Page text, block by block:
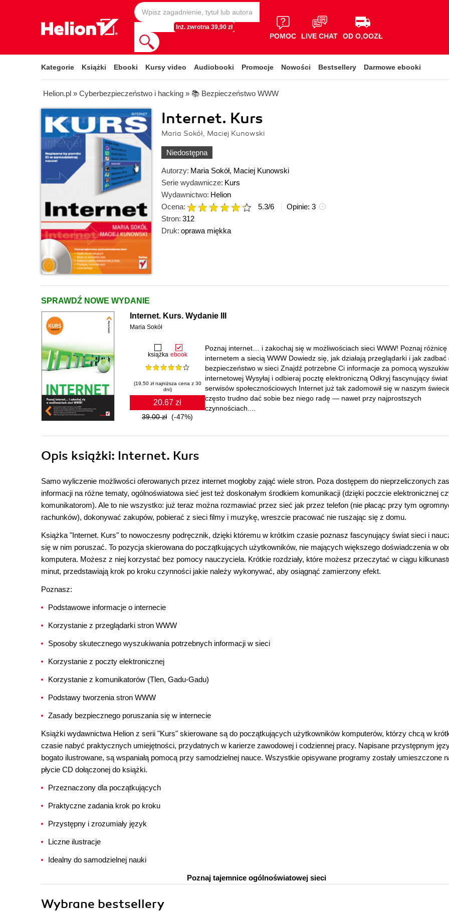
Inż. zwrotna 39,90 zł
POMOC LIVE CHAT OD O,OOZŁ
Kategorie Książki Ebooki Kursy video Audiobooki Promocje Nowości Bestsellery Darmowe ebooki
Helion.pl » Cyberbezpieczeństwo i hacking » 📚 Bezpieczeństwo WWW
Internet. Kurs
Maria Sokół, Maciej Kunowski
Niedostępna
Autorzy: Maria Sokół, Maciej Kunowski
Serie wydawnicze: Kurs
Wydawnictwo: Helion
Ocena:
5.3/6 Opinie: 3
Stron: 312
Druk: oprawa miękka
SPRAWDŹ NOWE WYDANIE
Internet. Kurs. Wydanie III
Maria Sokół
książka ebook
(19.50 zł najniższa cena z 30
dni)
20.67 zł
39.00 zł (-47%)
Poznaj internet… i zakochaj się w możliwościach sieci WWW! Poznaj różnicę
internetem a siecią WWW Dowiedz się, jak działają przeglądarki i jak zadbać
bezpieczeństwo w sieci Znajdź potrzebne Ci informacje za pomocą
internetowej Wysyłaj i odbieraj pocztę elektroniczną Odkryj fascynujący świat
serwisów społecznościowych Internet już tak zadomowił się w naszym
często trudno dać sobie bez niego radę — nawet przy najprostszych
czynnościach....
Opis książki: Internet. Kurs
Samo wyliczenie możliwości oferowanych przez internet mogłoby zająć wiele stron. Poza dostępem do nieprzeliczonych
informacji na różne tematy, ogólnoświatowa sieć jest też doskonałym środkiem komunikacji (dzięki poczcie elektronicznej
komunikatorom). Ale to nie wszystko: już teraz można rozmawiać przez sieć jak przez telefon (nie płacąc przy tym
rachunków), dokonywać zakupów, pobierać z sieci filmy i muzykę, wreszcie pracować nie ruszając się z domu.
Książka "Internet. Kurs" to nowoczesny podręcznik, dzięki któremu w krótkim czasie poznasz fascynujący świat sieci i
się w nim poruszać. To pozycja skierowana do początkujących użytkowników, nie mających większego doświadczenia w
komputera. Możesz z niej korzystać bez pomocy nauczyciela. Krótkie rozdziały, które możesz przeczytać w ciągu
minut, przedstawiają krok po kroku czynności jakie należy wykonywać, aby osiągnąć zamierzony efekt.
Poznasz:
Podstawowe informacje o internecie
Korzystanie z przeglądarki stron WWW
Sposoby skutecznego wyszukiwania potrzebnych informacji w sieci
Korzystanie z poczty elektronicznej
Korzystanie z komunikatorów (Tlen, Gadu-Gadu)
Podstawy tworzenia stron WWW
Zasady bezpiecznego poruszania się w internecie
Książki wydawnictwa Helion z serii "Kurs" skierowane są do początkujących użytkowników komputerów, którzy chcą w
czasie nabyć praktycznych umiejętności, przydatnych w karierze zawodowej i codziennej pracy. Napisane przystępnym
bogato ilustrowane, są wspaniałą pomocą przy samodzielnej nauce. Wszystkie opisywane programy zostały umieszczone
płycie CD dołączonej do książki.
Przeznaczony dla początkujących
Praktyczne zadania krok po kroku
Przystępny i zrozumiały język
Liczne ilustracje
Idealny do samodzielnej nauki
Poznaj tajemnice ogólnoświatowej sieci
Wybrane bestsellery